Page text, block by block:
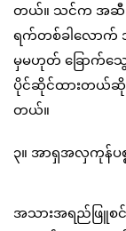
တယ်။ သင်က အဆီ
ရက်တစ်ခါလောက် အိ
မှမဟုတ် ခြောက်
ပိုင်ဆိုင်ထားတယ်ဆို
တယ်။
၃။ အာရှအလှကုန်ပစ္
အသားအရည်ဖြူစင်